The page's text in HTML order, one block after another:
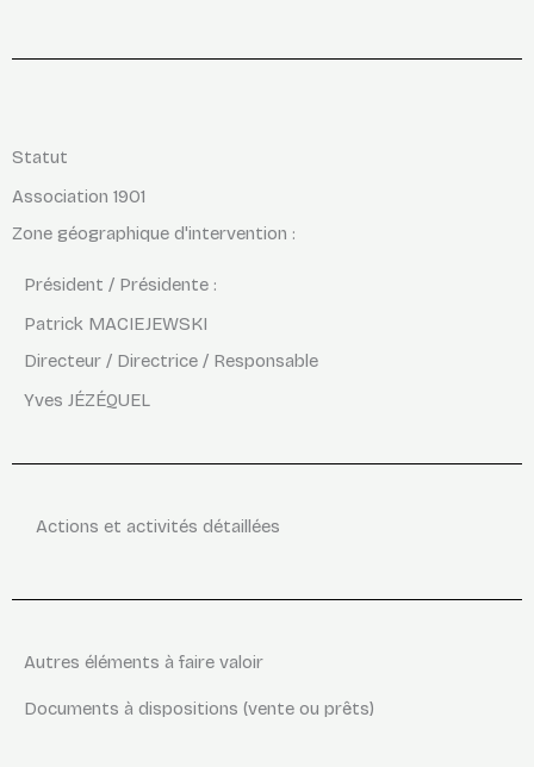
Statut
Association 1901
Zone géographique d'intervention :
Président / Présidente :
Patrick MACIEJEWSKI
Directeur / Directrice / Responsable
Yves JÉZÉQUEL
Actions et activités détaillées
Autres éléments à faire valoir
Documents à dispositions (vente ou prêts)